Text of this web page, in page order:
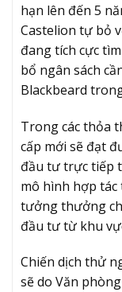
hạn lên đến 5
Castelion tự bỏ
đang tích cực
bổ ngân sách
Blackbeard
Trong các thỏa
cấp mới sẽ đạt
đầu tư trực tiếp
mô hình hợp
tưởng thưởng
đầu tư từ khu
Chiến dịch thử
sẽ do Văn